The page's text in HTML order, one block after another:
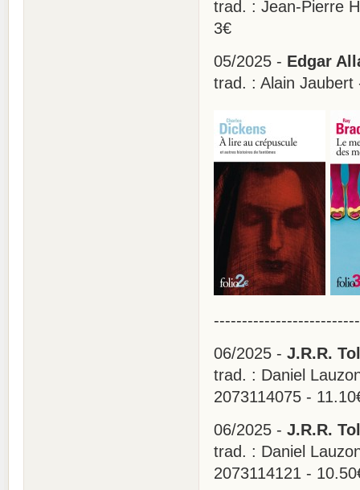
trad. : Jean-Pierre
3€
05/2025 - Edgar
trad. : Alain
06/2025 - J.R.R.
trad. : Daniel
2073114075 -
06/2025 - J.R.R.
trad. : Daniel
2073114121 -